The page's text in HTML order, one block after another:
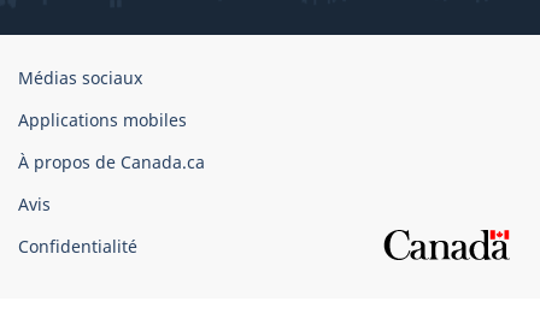
Organisation
gouvernement
du
Canada
Médias sociaux
Applications mobiles
À propos de Canada.ca
Avis
Confidentialité